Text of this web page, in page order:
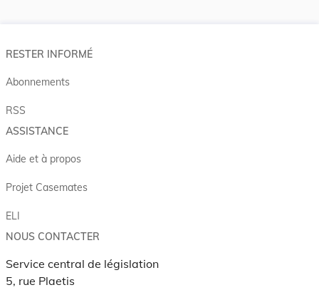
RESTER INFORMÉ
Abonnements
RSS
ASSISTANCE
Aide et à propos
Projet Casemates
ELI
NOUS CONTACTER
Service central de législation
5, rue Plaetis